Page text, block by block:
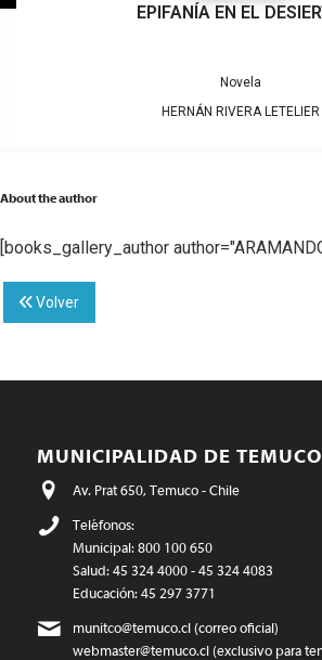
EPIFANÍA EN EL
Novela
HERNÁN RIVERA LETELIER
About the author
[books_gallery_author
Volver
MUNICIPALIDAD DE TEMUCO
Av. Prat 650, Temuco - Chile
Teléfonos:
Municipal: 800 100 650
Salud: 45 324 4000 - 45 324 4083
Educación: 45 297 3771
munitco@temuco.cl(correo oficial)
webmaster@temuco.cl(exclusivo para